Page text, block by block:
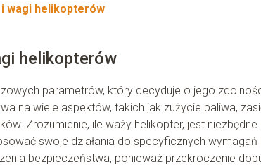
wagi helikopterów
helikopterów
parametrów, który decyduje o jego
na wiele aspektów, takich jak zużycie paliwa,
Zrozumienie, ile waży helikopter, jest
swoje działania do specyficznych wymagań
bezpieczeństwa, ponieważ przekroczenie